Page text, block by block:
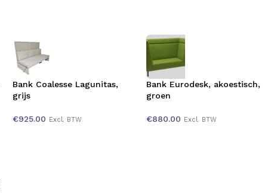
Bank Coalesse Lagunitas,
grijs
€925.00 Excl. BTW
Bank Eurodesk, akoestisch,
groen
€880.00 Excl. BTW